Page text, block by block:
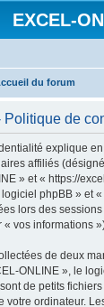
EXCEL-
du forum
Politique de
explique
affiliés
» et « https://
phpBB » et
lors des
vos informations
de deux
ONLINE », le
de petits
votre ordinateur.